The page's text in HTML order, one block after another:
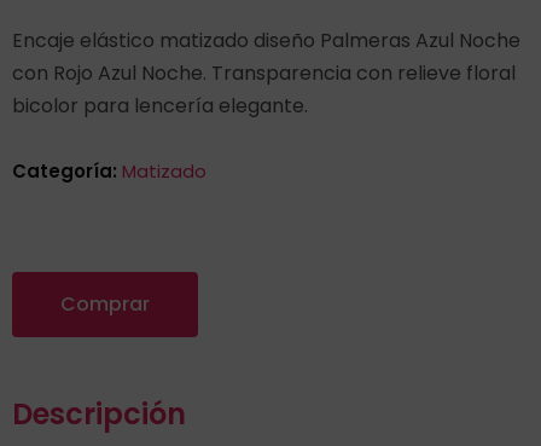
Encaje elástico matizado diseño Palmeras Azul Noche
con Rojo Azul Noche. Transparencia con relieve floral
bicolor para lencería elegante.
Categoría: Matizado
Comprar
Descripción